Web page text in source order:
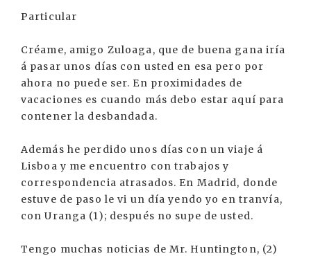
Particular
Créame, amigo Zuloaga, que de buena gana iría
á pasar unos días con usted en esa pero por
ahora no puede ser. En proximidades de
vacaciones es cuando más debo estar aquí para
contener la desbandada.
Además he perdido unos días con un viaje á
Lisboa y me encuentro con trabajos y
correspondencia atrasados. En Madrid, donde
estuve de paso le vi un día yendo yo en tranvía,
con Uranga (1); después no supe de usted.
Tengo muchas noticias de Mr. Huntington, (2)